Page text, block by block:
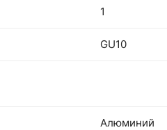
1
GU10
Алюминий